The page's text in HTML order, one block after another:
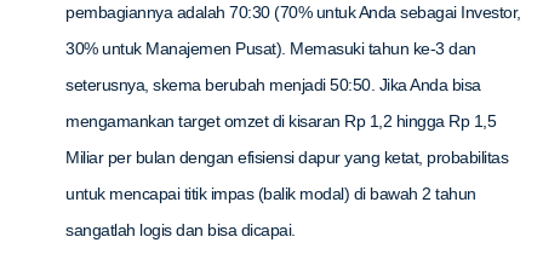
pembagiannya adalah 70:30 (70% untuk Anda sebagai Investor,
30% untuk Manajemen Pusat). Memasuki tahun ke-3 dan
seterusnya, skema berubah menjadi 50:50. Jika Anda bisa
mengamankan target omzet di kisaran Rp 1,2 hingga Rp 1,5
Miliar per bulan dengan efisiensi dapur yang ketat, probabilitas
untuk mencapai titik impas (balik modal) di bawah 2 tahun
sangatlah logis dan bisa dicapai.